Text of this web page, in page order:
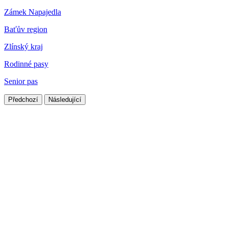
Zámek Napajedla
Baťův region
Zlínský kraj
Rodinné pasy
Senior pas
Předchozí Následující